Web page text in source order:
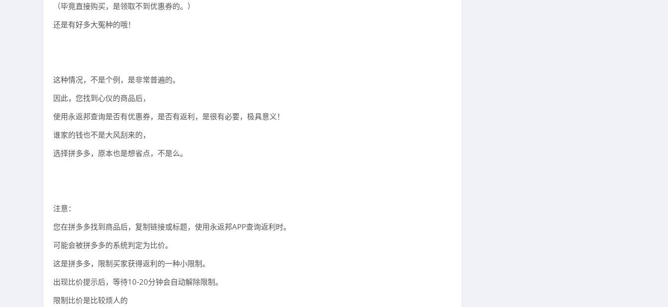
（毕竟直接购买，是领取不到优惠券的。）
还是有好多大冤种的哦！
这种情况，不是个例，是非常普遍的。
因此，您找到心仪的商品后，
使用永返邦查询是否有优惠券，是否有返利，是很有必要，极具意义！
谁家的钱也不是大风刮来的，
选择拼多多，原本也是想省点，不是么。
注意：
您在拼多多找到商品后，复制链接或标题，使用永返邦APP查询返利时。
可能会被拼多多的系统判定为比价。
这是拼多多，限制买家获得返利的一种小限制。
出现比价提示后，等待10-20分钟会自动解除限制。
限制比价是比较烦人的